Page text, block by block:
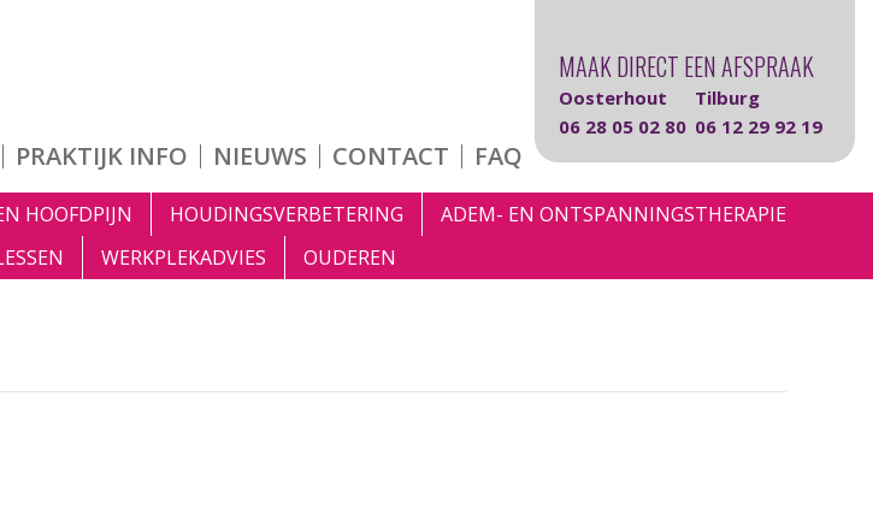
PRAKTIJK INFO NIEUWS CONTACT FAQ
MAAK DIRECT EEN AFSPRAAK
Oosterhout
06 28 05 02 80
Tilburg
06 12 29 92 19
HOOFDPIJN HOUDINGSVERBETERING
ADEM- EN ONTSPANNINGSTHERAPIE
WERKPLEKADVIES OUDEREN